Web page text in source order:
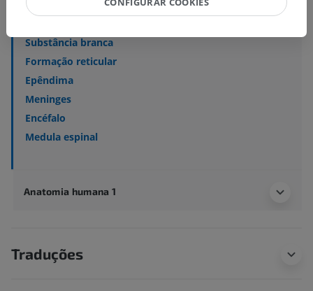
Estruturas subjacentes:
Substância branca
Formação reticular
Epêndima
Meninges
Encéfalo
Medula espinal
Anatomia humana 1
Traduções